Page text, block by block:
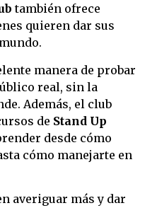
también ofrece
quieren dar sus
manera de probar
real, sin la
Además, el club
de Stand Up
desde cómo
cómo manejarte en
averiguar más y dar